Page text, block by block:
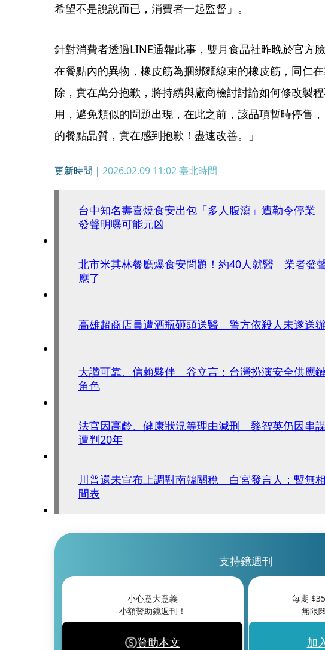
希望不是說說而已，消費者一起監督」。
針對消費者透過LINE通報此事，雙月食品社昨晚於官方
在餐點內的異物，橡皮筋為捆綁麵線束的橡皮筋，同仁
除，實在萬分抱歉，將持續與廠商檢討討論如何修改製
用，避免類似的問題出現，在此之前，該品項暫時停售
的餐點品質，實在感到抱歉！盡速改善。」
更新時間｜ 2026.02.09 11:02臺北時間
台中知名壽喜燒食安出包「多人腹瀉」遭勒令停
發聲明曝可能元凶
北市米其林餐廳爆食安問題！約40人就醫 業者發
應了
高雄超商店員遭酒瓶砸頭送醫 警方依殺人未遂送
大讚可靠、信賴夥伴 谷立言：台灣扮演安全供應
角色
法官因高齡、健康狀況等理由減刑 黎智英仍因串
遭判20年
川普還未宣布上調對南韓關稅 白宮發言人：暫無
間表
支持鏡週刊
小心意大意義
小額贊助鏡週刊！
贊助本文
每期 $35
無限
加